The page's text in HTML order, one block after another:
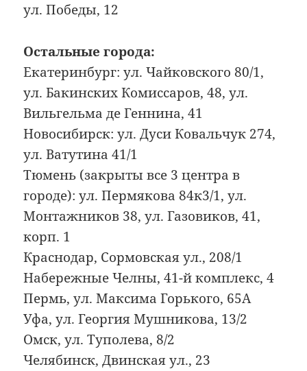
ул. Победы, 12
Остальные города:
Екатеринбург: ул. Чайковского 80/1,
ул. Бакинских Комиссаров, 48, ул.
Вильгельма де Геннина, 41
Новосибирск: ул. Дуси Ковальчук 274,
ул. Ватутина 41/1
Тюмень (закрыты все 3 центра в
городе): ул. Пермякова 84к3/1, ул.
Монтажников 38, ул. Газовиков, 41,
корп. 1
Краснодар, Сормовская ул., 208/1
Набережные Челны, 41-й комплекс, 4
Пермь, ул. Максима Горького, 65А
Уфа, ул. Георгия Мушникова, 13/2
Омск, ул. Туполева, 8/2
Челябинск, Двинская ул., 23